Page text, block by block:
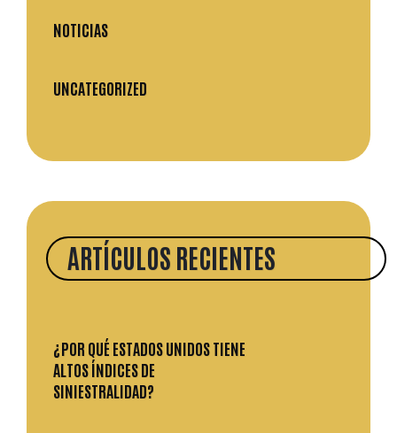
NOTICIAS
UNCATEGORIZED
ARTÍCULOS RECIENTES
¿POR QUÉ ESTADOS UNIDOS TIENE
ALTOS ÍNDICES DE
SINIESTRALIDAD?